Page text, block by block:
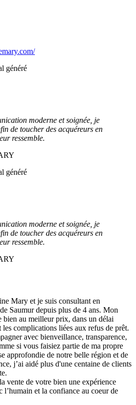
généré
moderne et soignée, je
de toucher des acquéreurs en
ressemble.
généré
moderne et soignée, je
de toucher des acquéreurs en
ressemble.
Mary et je suis consultant en
Saumur depuis plus de 4 ans. Mon
bien au meilleur prix, dans un délai
complications liées aux refus de prêt.
avec bienveillance, transparence,
si vous faisiez partie de ma propre
approfondie de notre belle région et de
j’ai aidé plus d'une centaine de clients
vente de votre bien une expérience
l’humain et la confiance au coeur de